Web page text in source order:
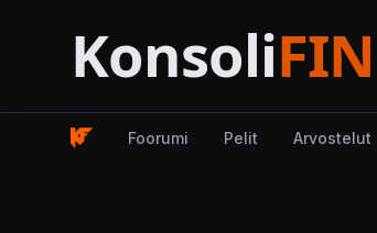
Foorumi Pelit Arvostelut